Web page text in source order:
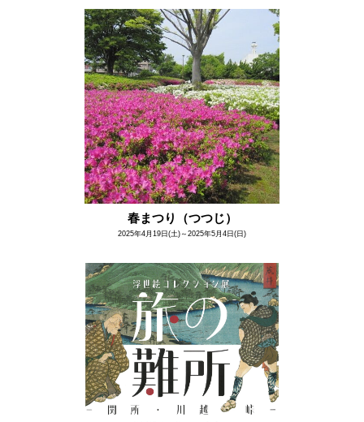
春まつり（つつじ）
2025年4月19日(土)～2025年5月4日(日)